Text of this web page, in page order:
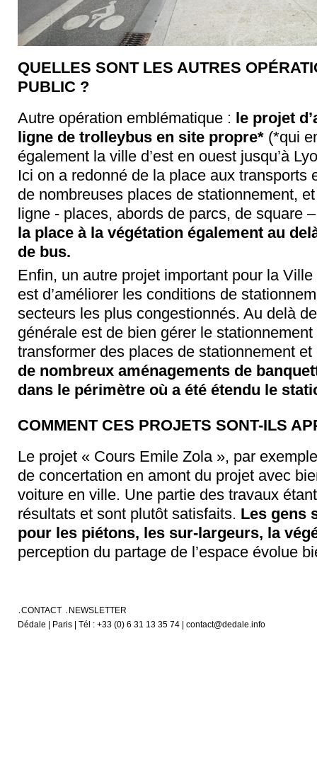
QUELLES SONT LES AUTRES
PUBLIC ?
Autre opération emblématique : le projet
ligne de trolleybus en site propre* (*qui
également la ville d’est en ouest jusqu’à
Ici on a redonné de la place aux
de nombreuses places de stationnement,
ligne - places, abords de parcs, de square
la place à la végétation également au
de bus.
Enfin, un autre projet important pour la Ville
est d’améliorer les conditions de
secteurs les plus congestionnés. Au delà
générale est de bien gérer le
transformer des places de stationnement
de nombreux aménagements de
dans le périmètre où a été étendu le
COMMENT CES PROJETS SONT-ILS
Le projet « Cours Emile Zola », par
de concertation en amont du projet avec
voiture en ville. Une partie des travaux
résultats et sont plutôt satisfaits. Les gens
pour les piétons, les sur-largeurs, la
perception du partage de l’espace évolue
CONTACT
NEWSLETTER
Dédale | Paris | Tél : +33 (0) 6 31 13 35 74 | contact@dedale.info